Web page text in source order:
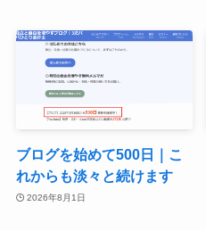
ブログを始めて500日｜こ
れからも淡々と続けます
2026年8月1日